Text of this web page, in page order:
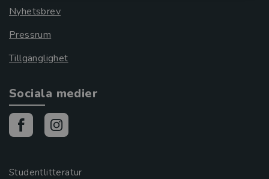
Nyhetsbrev
Pressrum
Tillgänglighet
Sociala medier
Studentlitteratur